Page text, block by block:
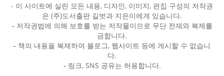
- 이 사이트에 실린 모든 내용, 디자인, 이미지, 편집 구성의 저작권
은 (주)도서출판 길벗과 지은이에게 있습니다.
- 저작권법에 의해 보호를 받는 저작물이므로 무단 전재와 복제를
금합니다.
- 책의 내용을 복제하여 블로그, 웹사이트 등에 게시할 수 없습니
다.
- 링크, SNS 공유는 허용합니다.